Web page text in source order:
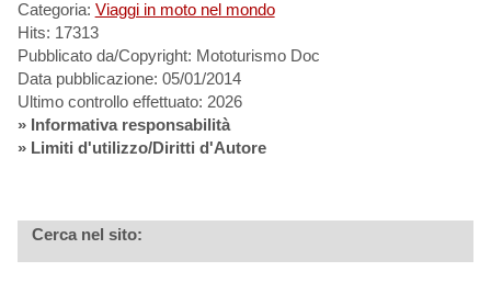
Categoria: Viaggi in moto nel mondo
Hits: 17313
Pubblicato da/Copyright: Mototurismo Doc
Data pubblicazione: 05/01/2014
Ultimo controllo effettuato: 2026
» Informativa responsabilità
» Limiti d'utilizzo/Diritti d'Autore
Cerca nel sito: